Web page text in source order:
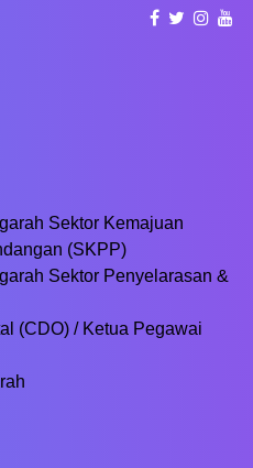
Sektor Kemajuan
(SKPP)
Sektor Penyelarasan &
(CDO) / Ketua Pegawai